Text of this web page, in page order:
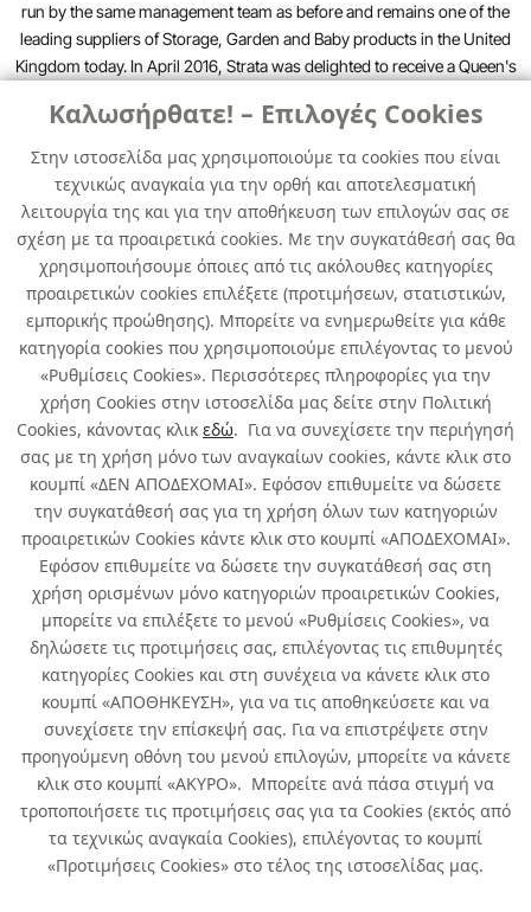
Καλωσήρθατε! – Επιλογές Cookies
Στην ιστοσελίδα μας χρησιμοποιούμε τα cookies που είναι
τεχνικώς αναγκαία για την ορθή και αποτελεσματική
λειτουργία της και για την αποθήκευση των επιλογών σας σε
σχέση με τα προαιρετικά cookies. Με την συγκατάθεσή σας θα
χρησιμοποιήσουμε όποιες από τις ακόλουθες κατηγορίες
προαιρετικών cookies επιλέξετε (προτιμήσεων, στατιστικών,
εμπορικής προώθησης). Μπορείτε να ενημερωθείτε για κάθε
κατηγορία cookies που χρησιμοποιούμε επιλέγοντας το μενού
«Ρυθμίσεις Cookies». Περισσότερες πληροφορίες για την
χρήση Cookies στην ιστοσελίδα μας δείτε στην Πολιτική
Cookies, κάνοντας κλικ εδώ. Για να συνεχίσετε την περιήγησή
σας με τη χρήση μόνο των αναγκαίων cookies, κάντε κλικ στο
κουμπί «ΔΕΝ ΑΠΟΔΕΧΟΜΑΙ». Εφόσον επιθυμείτε να δώσετε
την συγκατάθεσή σας για τη χρήση όλων των κατηγοριών
προαιρετικών Cookies κάντε κλικ στο κουμπί «ΑΠΟΔΕΧΟΜΑΙ».
Εφόσον επιθυμείτε να δώσετε την συγκατάθεσή σας στη
χρήση ορισμένων μόνο κατηγοριών προαιρετικών Cookies,
μπορείτε να επιλέξετε το μενού «Ρυθμίσεις Cookies», να
δηλώσετε τις προτιμήσεις σας, επιλέγοντας τις επιθυμητές
κατηγορίες Cookies και στη συνέχεια να κάνετε κλικ στο
κουμπί «ΑΠΟΘΗΚΕΥΣΗ», για να τις αποθηκεύσετε και να
συνεχίσετε την επίσκεψή σας. Για να επιστρέψετε στην
προηγούμενη οθόνη του μενού επιλογών, μπορείτε να κάνετε
κλικ στο κουμπί «ΑΚΥΡΟ». Μπορείτε ανά πάσα στιγμή να
τροποποιήσετε τις προτιμήσεις σας για τα Cookies (εκτός από
τα τεχνικώς αναγκαία Cookies), επιλέγοντας το κουμπί
«Προτιμήσεις Cookies» στο τέλος της ιστοσελίδας μας.
run by the same management team as before and remains one of the
leading suppliers of Storage, Garden and Baby products in the United
Kingdom today. In April 2016, Strata was delighted to receive a Queen's
ΑΠΟΘΗΚΕΥΣΗ
Όλα
Σχετικά με εμάς
Χρήσιμα
Όροι χρήσης & Ασφάλεια